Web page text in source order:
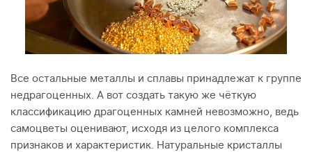
Все остальные металлы и сплавы принадлежат к группе
недрагоценных. А вот создать такую же чёткую
классификацию драгоценных камней невозможно, ведь
самоцветы оценивают, исходя из целого комплекса
признаков и характеристик. Натуральные кристаллы